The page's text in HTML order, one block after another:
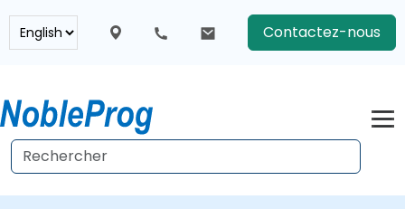
Contactez-nous